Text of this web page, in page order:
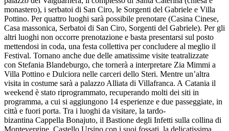
monastero), i serbatoi di San Ciro, le Sorgenti del Gabriele e Villa
Pottino. Per quattro luoghi sarà possibile prenotare (Casina Cinese,
Casa massonica, Serbatoi di San Ciro, Sorgenti del Gabriele). Per gli
altri luoghi non occorre prenotazione e basta presentarsi sul posto
mettendosi in coda, una festa collettiva per concludere al meglio il
Festival. Tornano anche due delle amatissime visite teatralizzate
con Stefania Blandeburgo, che tornerà a interpretare Zia Mimmi a
Villa Pottino e Dulciora nelle carceri dello Steri. Mentre un’altra
visita in costume sarà a palazzo Alliata di Villafranca. A Catania il
weekend è stato riprogrammato, recuperando molti dei siti in
programma, a cui si aggiungono 14 esperienze e due passeggiate, in
città e fuori porta. Tra i luoghi da visitare, la tardo-
bizantina Cappella Bonajuto, il Bastione degli Infetti sulla collina di